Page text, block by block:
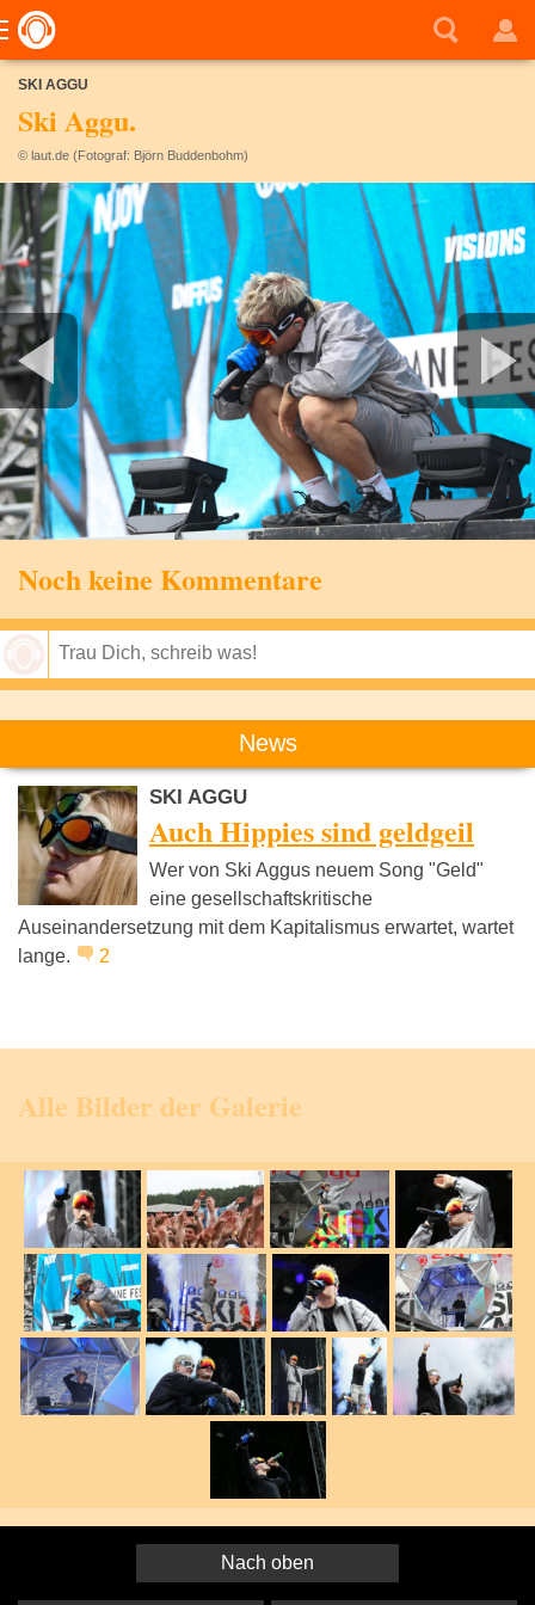
SKI AGGU
Ski Aggu.
© laut.de (Fotograf: Björn Buddenbohm)
Noch keine Kommentare
News
SKI AGGU
Auch Hippies sind geldgeil
Wer von Ski Aggus neuem Song "Geld"
eine gesellschaftskritische
Auseinandersetzung mit dem Kapitalismus erwartet, wartet
lange.
2
Alle Bilder der Galerie
Nach oben